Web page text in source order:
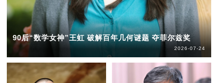
90后“数学女神”王虹 破解百年几何谜题 夺菲尔兹奖
2026-07-24